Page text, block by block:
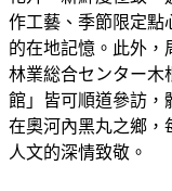
作工藝、季節限定點
的在地記憶。此外，
林業総合センター木
館」皆可順道參訪，
在奧河內黑丸之鄉，
人文的深情致敬。